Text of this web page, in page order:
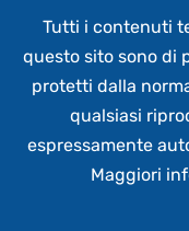
Tutti i contenuti
questo sito sono di
protetti dalla
qualsiasi
espressamente
Maggiori